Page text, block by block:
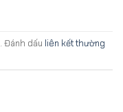
. Đánh dấu liên kết thường